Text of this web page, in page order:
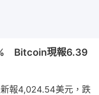
Bitcoin現報6.39
報4,024.54美元，跌